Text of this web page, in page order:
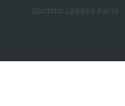
Siuntimo Laikas ir Kaina